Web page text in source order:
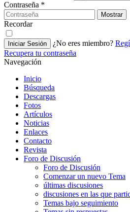
Contraseña *
Mostrar
Recordar
Iniciar Sesión ¿No eres miembro?
Recupera tu contraseña
Navegación
Inicio
Búsqueda
Descargas
Fotos
Artículos
Noticias
Enlaces
Contacto
Revista
Foro de Discusión
Foro de Discusión
Comenzar un nuevo Tema
últimas discusiones
discusiones en las que
Temas bajo seguimiento